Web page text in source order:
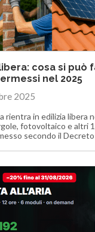
cosa si può
nel 2025
2025
rientra in edilizia libera
fotovoltaico e altri
secondo il Decreto